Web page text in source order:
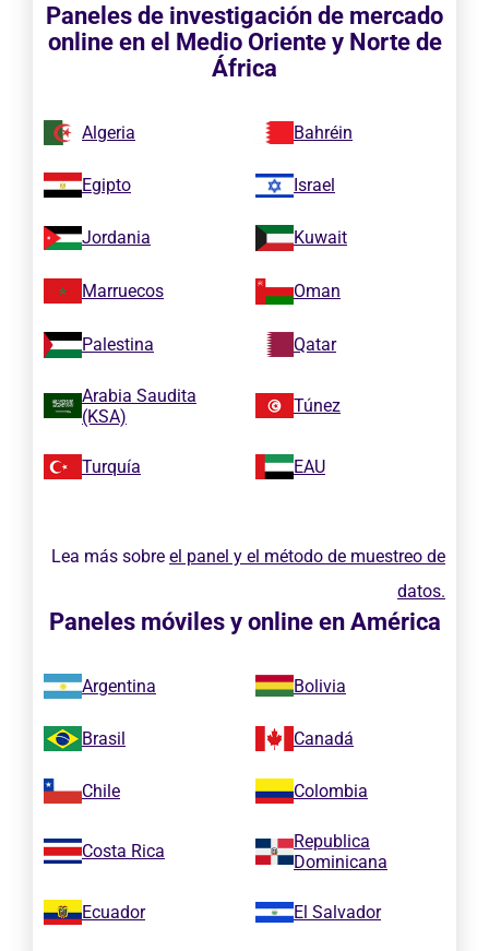
Paneles de investigación de mercado
online en el Medio Oriente y Norte de
África
Algeria Bahréin
Egipto Israel
Jordania Kuwait
Marruecos Oman
Palestina Qatar
Arabia Saudita
(KSA)
Túnez
Turquía EAU
Lea más sobre el panel y el método de muestreo de
datos.
Paneles móviles y online en América
Argentina Bolivia
Brasil Canadá
Chile Colombia
Costa Rica
Republica
Dominicana
Ecuador El Salvador